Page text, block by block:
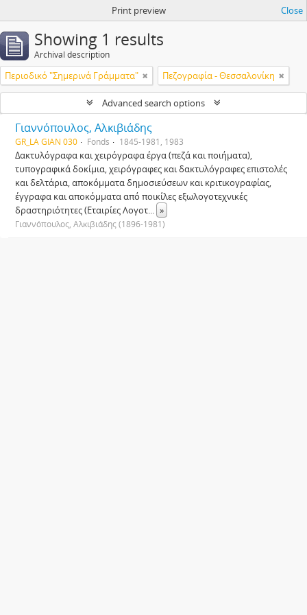
Print preview Close
Showing 1 results
Archival description
Περιοδικό "Σημερινά Γράμματα" Πεζογραφία - Θεσσαλονίκη
Advanced search options
Γιαννόπουλος, Αλκιβιάδης
GR_LA GIAN 030 Fonds 1845-1981, 1983
Δακτυλόγραφα και χειρόγραφα έργα (πεζά και ποιήματα),
τυπογραφικά δοκίμια, χειρόγραφες και δακτυλόγραφες επιστολές
και δελτάρια, αποκόμματα δημοσιεύσεων και κριτικογραφίας,
έγγραφα και αποκόμματα από ποικίλες εξωλογοτεχνικές
δραστηριότητες (Εταιρίες Λογοτ... »
Γιαννόπουλος, Αλκιβιάδης (1896-1981)